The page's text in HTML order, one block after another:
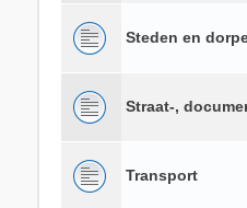
Steden en
Straat-,
Transport